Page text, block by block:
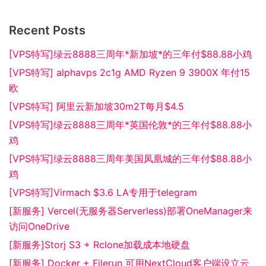
Recent Posts
[VPS特写]绿云8888三周年*新加坡*的三年付$88.88小鸡
[VPS特写] alphavps 2c1g AMD Ryzen 9 3900X 年付15
欧
[VPS特写] 阿里云新加坡30m2T每月$4.5
[VPS特写]绿云8888三周年*英国伦敦*的三年付$88.88小
鸡
[VPS特写]绿云8888三周年美国凤凰城的三年付$88.88小
鸡
[VPS特写]Virmach $3.6 LA专用于telegram
[新服务] Vercel(无服务器Serverless)部署OneManager来
访问OneDrive
[新服务]Storj S3 + Rclone加载成本地硬盘
[新服务] Docker + Filerun 可用NextCloud客户端设立云